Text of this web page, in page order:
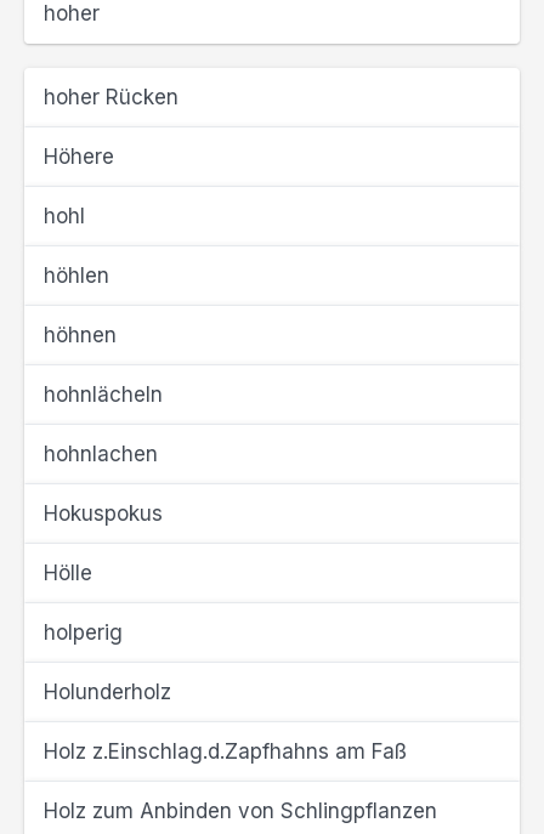
hoher
hoher Rücken
Höhere
hohl
höhlen
höhnen
hohnlächeln
hohnlachen
Hokuspokus
Hölle
holperig
Holunderholz
Holz z.Einschlag.d.Zapfhahns am Faß
Holz zum Anbinden von Schlingpflanzen